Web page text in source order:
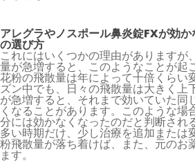
アレグラやノスポール鼻炎錠FXが効
の選び方
これにはいくつかの理由がありますが
量が急増すると、このようなことが起
花粉の飛散量は年によって十倍くらい
ズン中でも、日々の飛散量は大きく上
が急増すると、それまで効いていた同
くなることがあります。このような場
分には効かなくなったのだと判断され
多い時期だけ、少し治療を追加または
粉飛散量が落ち着けば、また、元のお
ます。